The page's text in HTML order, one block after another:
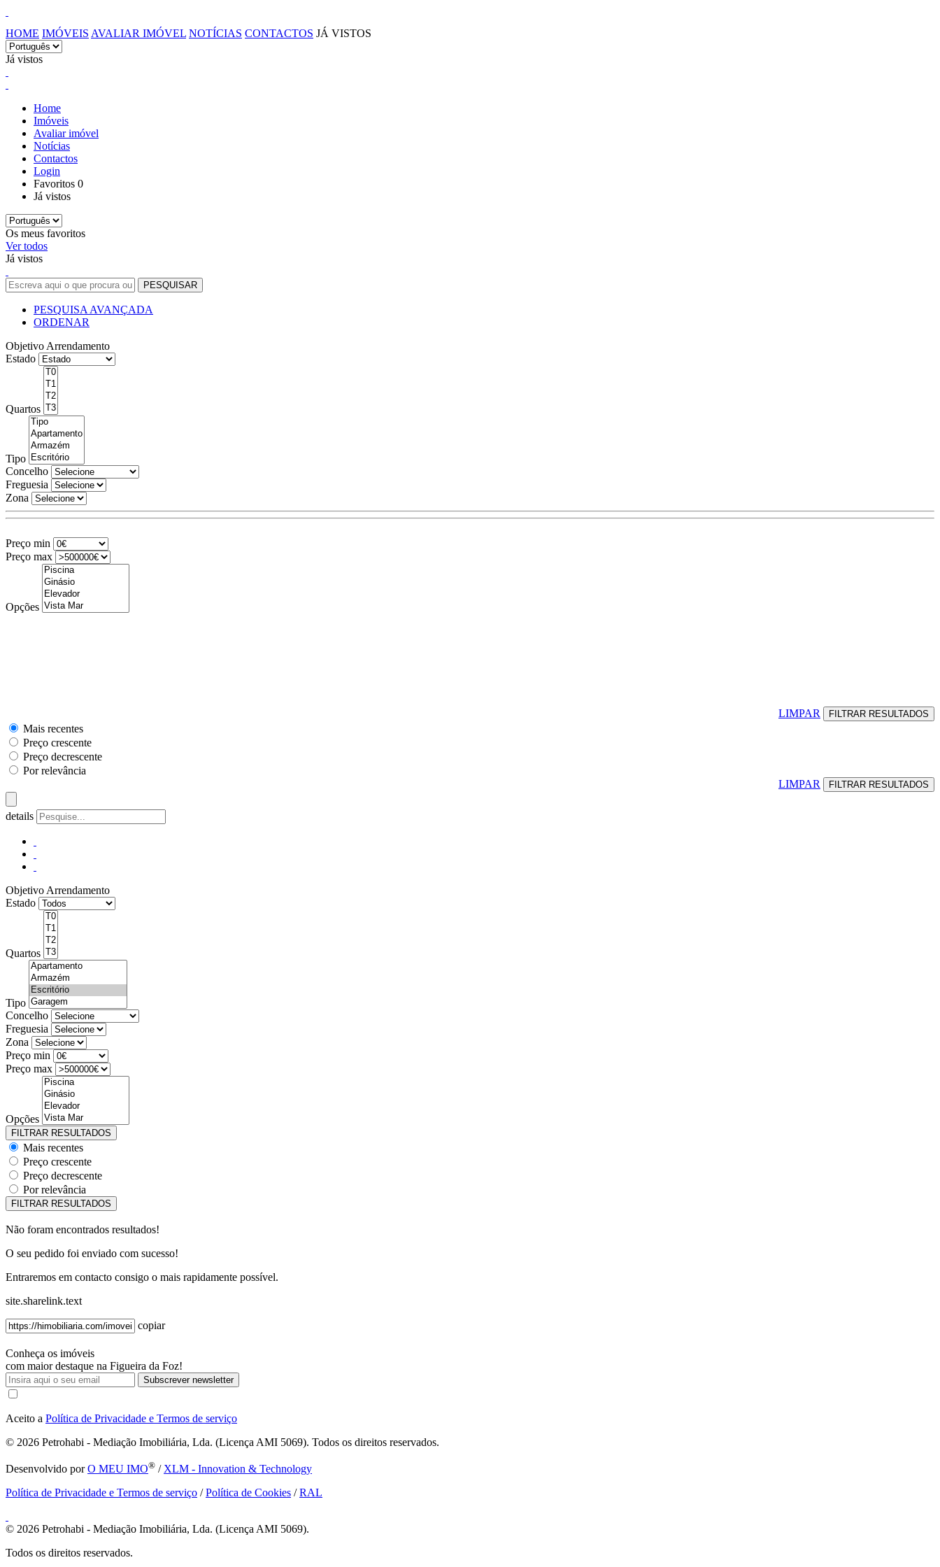
HOME IMÓVEIS AVALIAR IMÓVEL NOTÍCIAS CONTACTOS JÁ VISTOS
Já vistos
Home
Imóveis
Avaliar imóvel
Notícias
Contactos
Login
Favoritos 0
Já vistos
Os meus favoritos
Ver todos
Já vistos
PESQUISA AVANÇADA
ORDENAR
Objetivo Arrendamento
Estado
Quartos
Tipo
Concelho
Freguesia
Zona
Preço min
Preço max
Opções
LIMPAR
Mais recentes
Preço crescente
Preço decrescente
Por relevância
LIMPAR
details
Objetivo Arrendamento
Estado
Quartos
Tipo
Concelho
Freguesia
Zona
Preço min
Preço max
Opções
Mais recentes
Preço crescente
Preço decrescente
Por relevância
Não foram encontrados resultados!
O seu pedido foi enviado com sucesso!
Entraremos em contacto consigo o mais rapidamente possível.
site.sharelink.text
copiar
Conheça os imóveis
com maior destaque na Figueira da Foz!
Subscrever newsletter
Aceito a Política de Privacidade e Termos de serviço
© 2026 Petrohabi - Mediação Imobiliária, Lda. (Licença AMI 5069). Todos os direitos reservados.
Desenvolvido porO MEU IMO® / XLM - Innovation & Technology
Política de Privacidade e Termos de serviço /Política de Cookies /RAL
© 2026 Petrohabi - Mediação Imobiliária, Lda. (Licença AMI 5069).
Todos os direitos reservados.